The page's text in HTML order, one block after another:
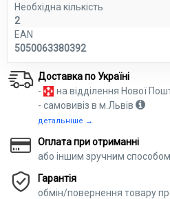
Необхідна кількість
2
EAN
5050063380392
Доставка по Україні
-
на відділення Нової
- самовивіз в м.Львів
детальніше →
Оплата при отриманні
або іншим зручним
Гарантія
обмін/повернення товару